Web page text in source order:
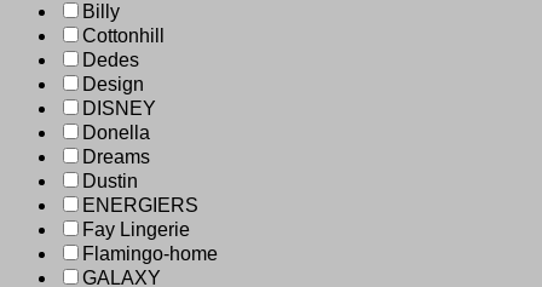
Billy
Cottonhill
Dedes
Design
DISNEY
Donella
Dreams
Dustin
ENERGIERS
Fay Lingerie
Flamingo-home
GALAXY